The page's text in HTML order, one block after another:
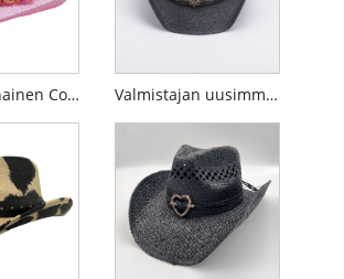
Vaaleanpunainen Cowboy olkihattu Valmistajan uusimmat mustat cowgirl-olkihatut